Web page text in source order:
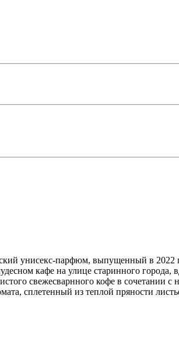
унисекс-парфюм, выпущенный в 2022
кафе на улице старинного
свежесварнного кофе в сочетании
сплетенный из теплой пряности